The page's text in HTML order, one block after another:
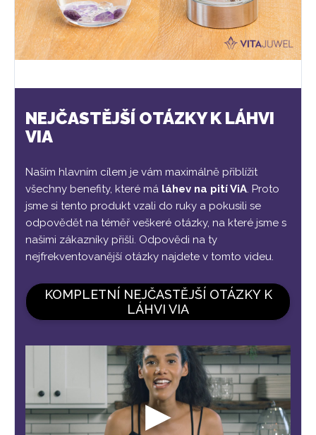
NEJČASTĚJŠÍ OTÁZKY K LÁHVI
VIA
Naším hlavním cílem je vám maximálně přiblížit
všechny benefity, které má láhev na pití ViA. Proto
jsme si tento produkt vzali do ruky a pokusili se
odpovědět na téměř veškeré otázky, na které jsme s
našimi zákazníky přišli. Odpovědi na ty
nejfrekventovanější otázky najdete v tomto videu.
KOMPLETNÍ NEJČASTĚJŠÍ OTÁZKY K
LÁHVI VIA